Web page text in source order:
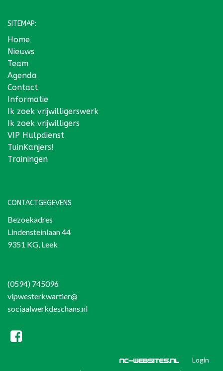
SITEMAP:
Home
Nieuws
Team
Agenda
Contact
Informatie
Ik zoek vrijwilligerswerk
Ik zoek vrijwilligers
VIP Hulpdienst
TuinKanjers!
Trainingen
CONTACTGEGEVENS
Bezoekadres
Lindensteinlaan 44
9351 KG, Leek
(0594) 745096
vipwesterkwartier@
sociaalwerkdeschans.nl
Login